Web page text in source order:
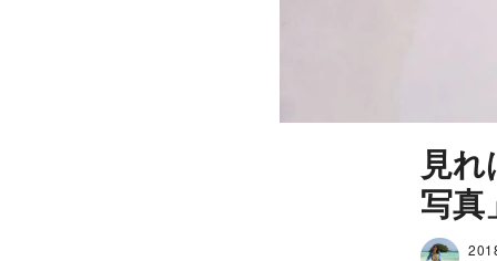
見
写真